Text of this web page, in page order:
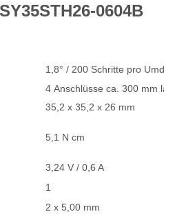
SY35STH26-0604B
1,8° / 200 Schritte pro
4 Anschlüsse ca. 300 mm
35,2 x 35,2 x 26 mm
5,1 N cm
3,24 V / 0,6 A
1
2 x 5,00 mm